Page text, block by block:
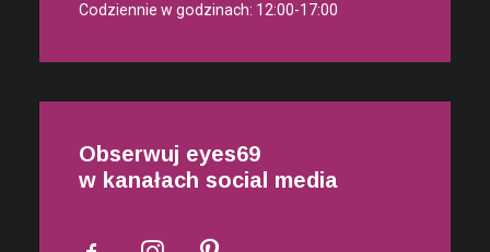
Codziennie w godzinach: 12:00-17:00
Obserwuj eyes69
w kanałach social media